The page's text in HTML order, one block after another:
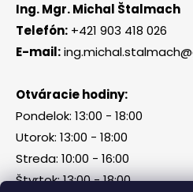
Ing. Mgr. Michal Štalmach
Telefón: +421 903 418 026
E-mail:
Otváracie hodiny:
Pondelok: 13:00 - 18:00
Utorok: 13:00 - 18:00
Streda: 10:00 - 16:00
Štvrtok: 13:00 - 18:00